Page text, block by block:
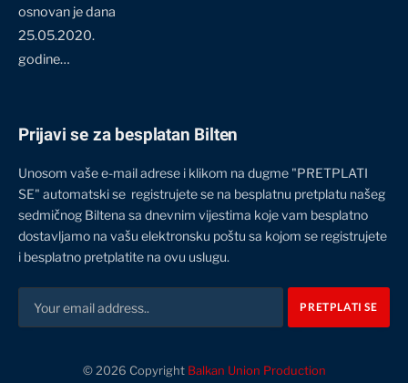
osnovan je dana
25.05.2020.
godine…
Prijavi se za besplatan Bilten
Unosom vaše e-mail adrese i klikom na dugme "PRETPLATI
SE" automatski se registrujete se na besplatnu pretplatu našeg
sedmičnog Biltena sa dnevnim vijestima koje vam besplatno
dostavljamo na vašu elektronsku poštu sa kojom se registrujete
i besplatno pretplatite na ovu uslugu.
© 2026 Copyright Balkan Union Production